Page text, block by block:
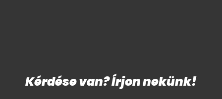
Kérdése van? Írjon nekünk!